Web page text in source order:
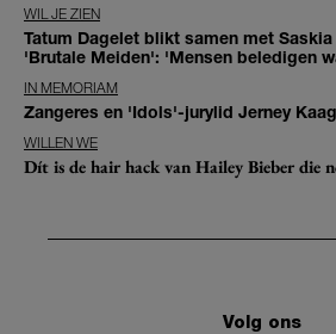
WIL JE ZIEN
Tatum Dagelet blikt samen met
'Brutale Meiden': 'Mensen beledigen
IN MEMORIAM
Zangeres en 'Idols'-jurylid Jerney
WILLEN WE
Dít is de hair hack van Hailey Bieber die
Volg ons